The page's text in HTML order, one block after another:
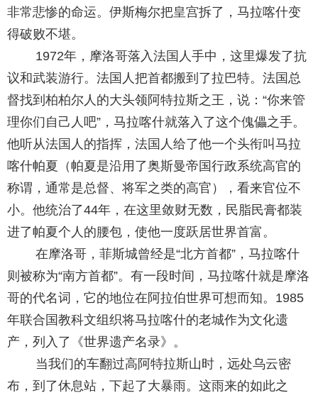
非常悲惨的命运。伊斯梅尔把皇宫拆了，马拉喀什变
得破败不堪。
1972年，摩洛哥落入法国人手中，这里爆发了抗
议和武装游行。法国人把首都搬到了拉巴特。法国总
督找到柏柏尔人的大头领阿特拉斯之王，说：“你来管
理你们自己人吧”，马拉喀什就落入了这个傀儡之手。
他听从法国人的指挥，法国人给了他一个头衔叫马拉
喀什帕夏（帕夏是沿用了奥斯曼帝国行政系统高官的
称谓，通常是总督、将军之类的高官），看来官位不
小。他统治了44年，在这里敛财无数，民脂民膏都装
进了帕夏个人的腰包，使他一度跃居世界首富。
在摩洛哥，菲斯城曾经是“北方首都”，马拉喀什
则被称为“南方首都”。有一段时间，马拉喀什就是摩洛
哥的代名词，它的地位在阿拉伯世界可想而知。1985
年联合国教科文组织将马拉喀什的老城作为文化遗
产，列入了《世界遗产名录》。
当我们的车翻过高阿特拉斯山时，远处乌云密
布，到了休息站，下起了大暴雨。这雨来的如此之